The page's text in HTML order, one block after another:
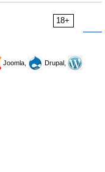
18+
Joomla,
Drupal,